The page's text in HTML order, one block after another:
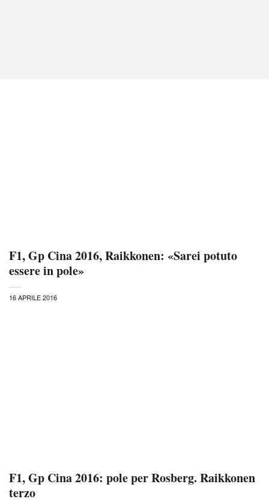
F1, Gp Cina 2016, Raikkonen: «Sarei potuto
essere in pole»
16 APRILE 2016
F1, Gp Cina 2016: pole per Rosberg. Raikkonen
terzo